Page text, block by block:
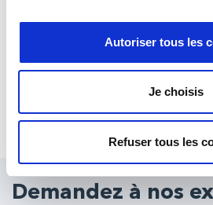
Autoriser tous les
Je choisis
Refuser tous les
An IATA compliant system with a compact
Demandez à nos